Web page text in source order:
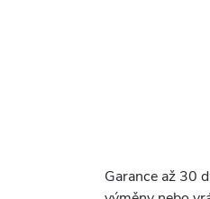
Garance až 30